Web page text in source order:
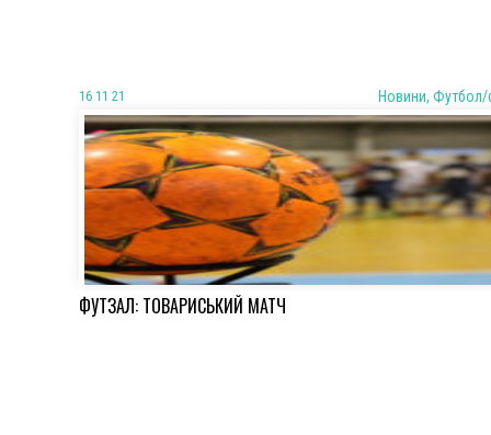
16 11 21 Новини, Футбол/
ФУТЗАЛ: ТОВАРИСЬКИЙ МАТЧ